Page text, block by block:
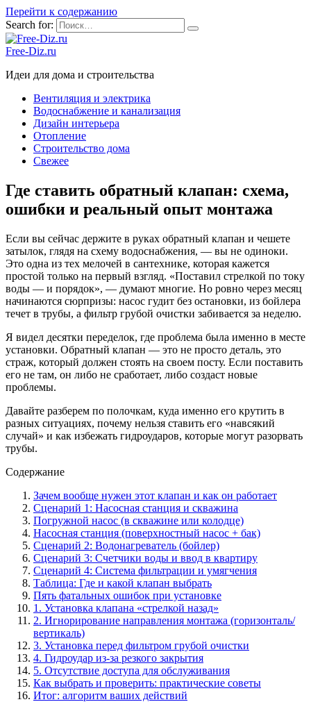
Перейти к содержанию
Search for:
Free-Diz.ru
Идеи для дома и строительства
Вентиляция и электрика
Водоснабжение и канализация
Дизайн интерьера
Отопление
Строительство дома
Свежее
Где ставить обратный клапан: схема,
ошибки и реальный опыт монтажа
Если вы сейчас держите в руках обратный клапан и чешете
затылок, глядя на схему водоснабжения, — вы не одиноки.
Это одна из тех мелочей в сантехнике, которая кажется
простой только на первый взгляд. «Поставил стрелкой по току
воды — и порядок», — думают многие. Но ровно через месяц
начинаются сюрпризы: насос гудит без остановки, из бойлера
течет в трубы, а фильтр грубой очистки забивается за неделю.
Я видел десятки переделок, где проблема была именно в месте
установки. Обратный клапан — это не просто деталь, это
страж, который должен стоять на своем посту. Если поставить
его не там, он либо не сработает, либо создаст новые
проблемы.
Давайте разберем по полочкам, куда именно его крутить в
разных ситуациях, почему нельзя ставить его «навсякий
случай» и как избежать гидроударов, которые могут разорвать
трубы.
Содержание
Зачем вообще нужен этот клапан и как он работает
Сценарий 1: Насосная станция и скважина
Погружной насос (в скважине или колодце)
Насосная станция (поверхностный насос + бак)
Сценарий 2: Водонагреватель (бойлер)
Сценарий 3: Счетчики воды и ввод в квартиру
Сценарий 4: Система фильтрации и умягчения
Таблица: Где и какой клапан выбрать
Пять фатальных ошибок при установке
1. Установка клапана «стрелкой назад»
2. Игнорирование направления монтажа (горизонталь/
вертикаль)
3. Установка перед фильтром грубой очистки
4. Гидроудар из-за резкого закрытия
5. Отсутствие доступа для обслуживания
Как выбрать и проверить: практические советы
Итог: алгоритм ваших действий